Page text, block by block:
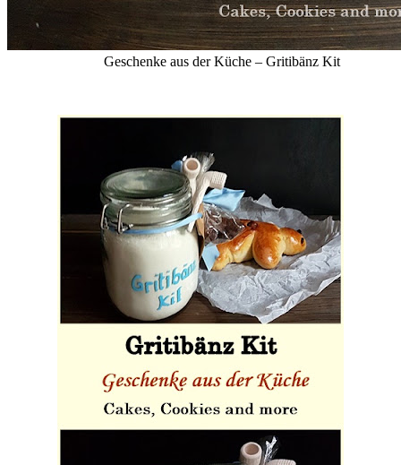
Geschenke aus der Küche – Gritibänz Kit